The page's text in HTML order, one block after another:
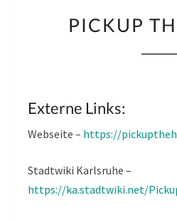
PICKUP
Externe Links:
Webseite – https://
Stadtwiki Karlsruhe –
https://ka.stadtwiki.net/